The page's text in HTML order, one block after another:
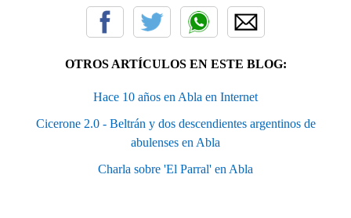
OTROS ARTÍCULOS EN ESTE BLOG:
Hace 10 años en Abla en Internet
Cicerone 2.0 - Beltrán y dos descendientes argentinos de
abulenses en Abla
Charla sobre 'El Parral' en Abla